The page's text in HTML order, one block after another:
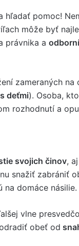
hľadať pomoc!
môže byť
právnika a
zameraných na
deťmi). Osoba,
rozhodnutí a
svojich činov,
snažiť zabrániť
na domáce násilie.
vlne
obeť od